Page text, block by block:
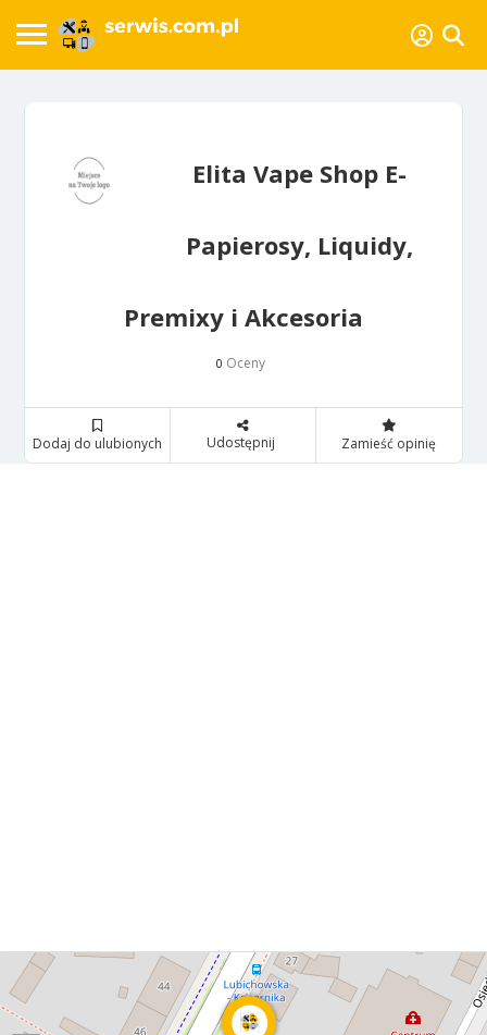
Elita Vape Shop E-
Papierosy, Liquidy,
Premixy i Akcesoria
0 Oceny
Dodaj do ulubionych Udostępnij Zamieść opinię